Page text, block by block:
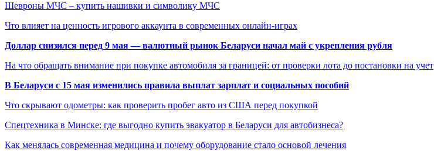
Шевроны МЧС – купить нашивки и символику МЧС
Что влияет на ценность игрового аккаунта в современных онлайн-играх
Доллар снизился перед 9 мая — валютный рынок Беларуси начал май с укрепления рубля
На что обращать внимание при покупке автомобиля за границей: от проверки лота до постановки на учет
В Беларуси с 15 мая изменились правила выплат зарплат и социальных пособий
Что скрывают одометры: как проверить пробег авто из США перед покупкой
Спецтехника в Минске: где выгодно купить эвакуатор в Беларуси для автобизнеса?
Как менялась современная медицина и почему оборудование стало основой лечения